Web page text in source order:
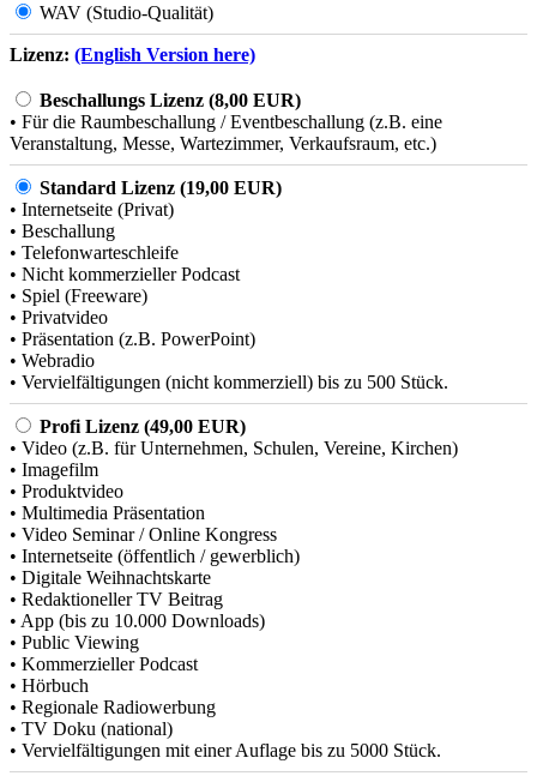
WAV (Studio-Qualität)
Lizenz: (English Version here)
Beschallungs Lizenz (8,00 EUR)
• Für die Raumbeschallung / Eventbeschallung (z.B. eine
Veranstaltung, Messe, Wartezimmer, Verkaufsraum, etc.)
Standard Lizenz (19,00 EUR)
• Internetseite (Privat)
• Beschallung
• Telefonwarteschleife
• Nicht kommerzieller Podcast
• Spiel (Freeware)
• Privatvideo
• Präsentation (z.B. PowerPoint)
• Webradio
• Vervielfältigungen (nicht kommerziell) bis zu 500 Stück.
Profi Lizenz (49,00 EUR)
• Video (z.B. für Unternehmen, Schulen, Vereine, Kirchen)
• Imagefilm
• Produktvideo
• Multimedia Präsentation
• Video Seminar / Online Kongress
• Internetseite (öffentlich / gewerblich)
• Digitale Weihnachtskarte
• Redaktioneller TV Beitrag
• App (bis zu 10.000 Downloads)
• Public Viewing
• Kommerzieller Podcast
• Hörbuch
• Regionale Radiowerbung
• TV Doku (national)
• Vervielfältigungen mit einer Auflage bis zu 5000 Stück.